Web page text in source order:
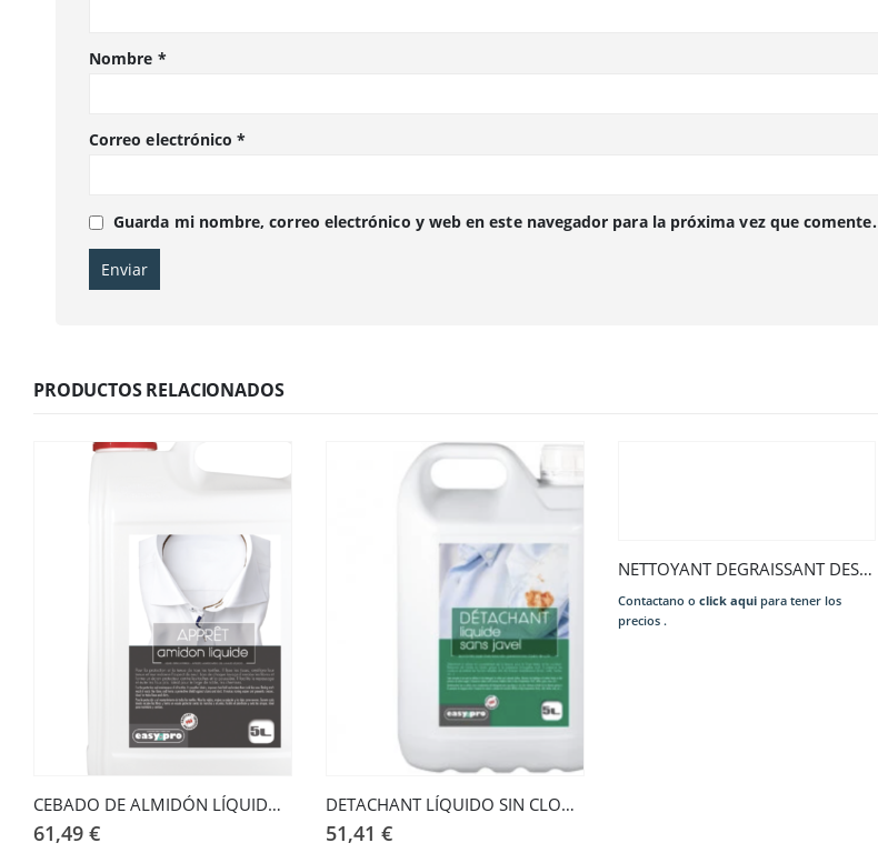
Nombre *
Correo electrónico*
Guarda mi nombre, correo electrónico y web en este navegador para la próxima vez que comente.
PRODUCTOS RELACIONADOS
CEBADO DE ALMIDÓN LÍQUIDO, 5L
61,49 €
DETACHANT LÍQUIDO SIN CLORO 5L ECOCERT
51,41 €
NETTOYANT DEGRAISSANT DESINFECTANT VIRUCIDE 5KG
Contactano o click aquipara tener los
precios .